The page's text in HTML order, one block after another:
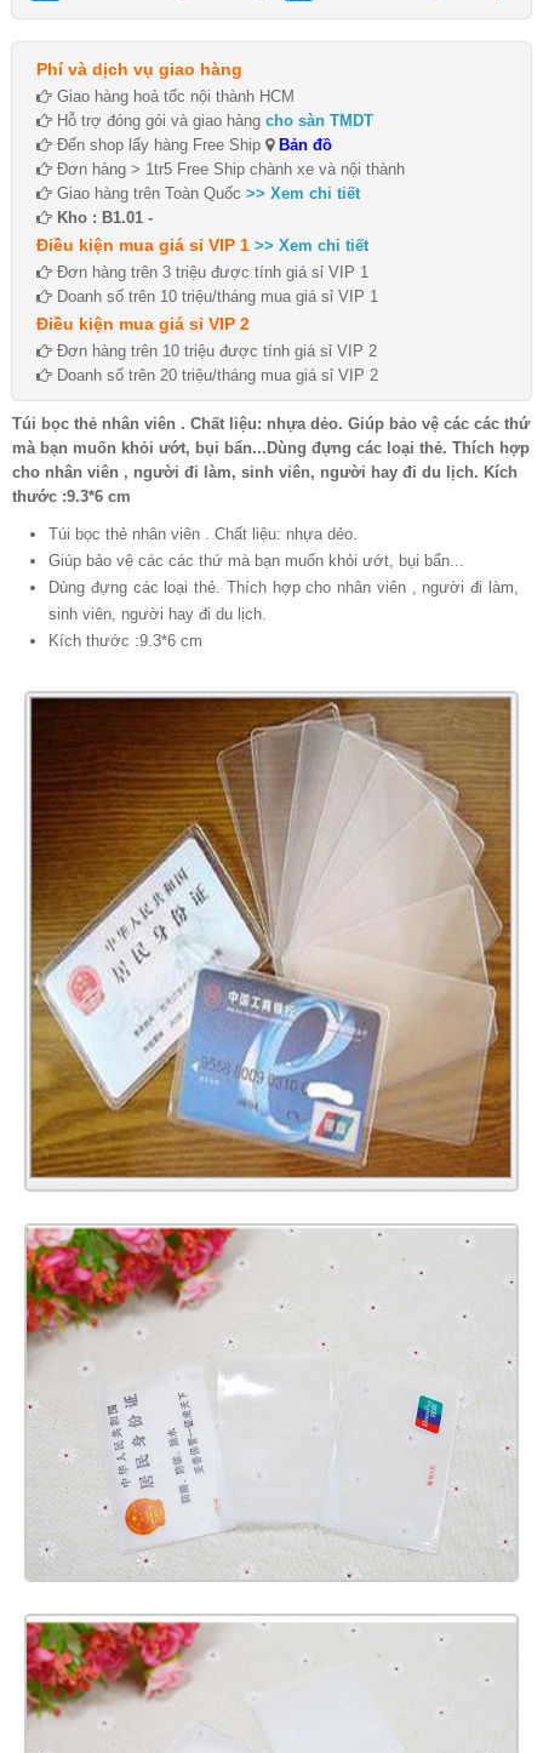
Phí và dịch vụ giao hàng
Giao hàng hoả tốc nội thành HCM
Hỗ trợ đóng gói và giao hàng cho sàn TMDT
Đến shop lấy hàng Free Ship
Bản đồ
Đơn hàng > 1tr5 Free Ship chành xe và nội thành
Giao hàng trên Toàn Quốc >> Xem chi tiết
Kho : B1.01 -
Điều kiện mua giá sỉ VIP 1 >> Xem chi tiết
Đơn hàng trên 3 triệu được tính giá sỉ VIP 1
Doanh số trên 10 triệu/tháng mua giá sỉ VIP 1
Điều kiện mua giá sỉ VIP 2
Đơn hàng trên 10 triệu được tính giá sỉ VIP 2
Doanh số trên 20 triệu/tháng mua giá sỉ VIP 2
Túi bọc thẻ nhân viên . Chất liệu: nhựa dẻo. Giúp bảo vệ các các thứ
mà bạn muốn khỏi ướt, bụi bẩn...Dùng đựng các loại thẻ. Thích hợp
cho nhân viên , người đi làm, sinh viên, người hay đi du lịch. Kích
thước :9.3*6 cm
Túi bọc thẻ nhân viên . Chất liệu: nhựa dẻo.
Giúp bảo vệ các các thứ mà bạn muốn khỏi ướt, bụi bẩn...
Dùng đựng các loại thẻ. Thích hợp cho nhân viên , người đi làm,
sinh viên, người hay đi du lịch.
Kích thước :9.3*6 cm